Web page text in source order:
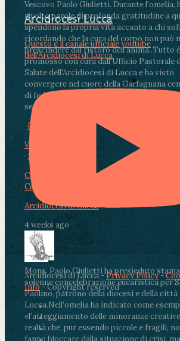
Vescovo Paolo Giulietti. Durante l'omelia,
rivolto parole di profonda gratitudine a
spendono la propria vita accanto a chi
ricordando che la cura del corpo non può
prescindere dal ristoro dell'anima..Tutto
promosso con cura dall'Ufficio Pastorale
Salute dell'Arcidiocesi di Lucca e ha visto
convergere nel cuore della Garfagnana
di fedeli, operatori sanitari, volontari e
segnate dalla malattia.
Photo
View on Facebook
· Share
Condividi su Facebook
Condividi su LinkedIn
Arcidiocesi di Lucca
4 weeks ago
Mons. Paolo Giulietti ha presieduto
solenne concelebrazione eucaristica per
Paolino, patrono della diocesi e della città
Lucca.Nell’omelia ha indicato come
«l’atteggiamento delle minoranze
realtà che, pur essendo piccole e fragili,
Arcidiocesi Lucca
Questo è il canale ufficiale youtube
dell'Arcidiocesi di Lucca
Arcidiocesi di Lucca -Privacy Policy-
Info- Copyright reserved